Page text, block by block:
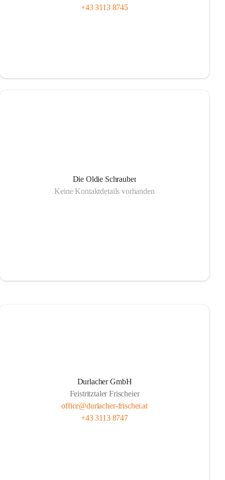
+43 3113 8745
Die Oldie Schrauber
Keine Kontaktdetails vorhanden
Durlacher GmbH
Feistritztaler Frischeier
office@durlacher-frischei.at
+43 3113 8747